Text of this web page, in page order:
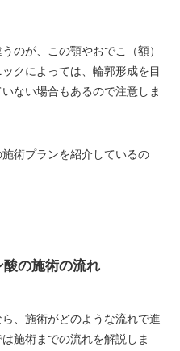
のが、この顎やおでこ（額）
クによっては、輪郭形成を目
ない場合もあるので注意しま
術プランを紹介しているの
の施術の流れ
、施術がどのような流れで進
施術までの流れを解説しま